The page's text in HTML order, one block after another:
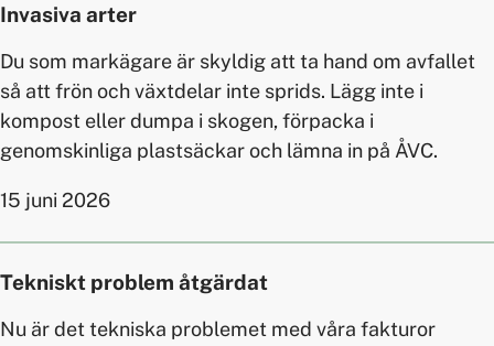
Invasiva arter
Du som markägare är skyldig att ta hand om avfallet
så att frön och växtdelar inte sprids. Lägg inte i
kompost eller dumpa i skogen, förpacka i
genomskinliga plastsäckar och lämna in på ÅVC.
15 juni 2026
Tekniskt problem åtgärdat
Nu är det tekniska problemet med våra fakturor